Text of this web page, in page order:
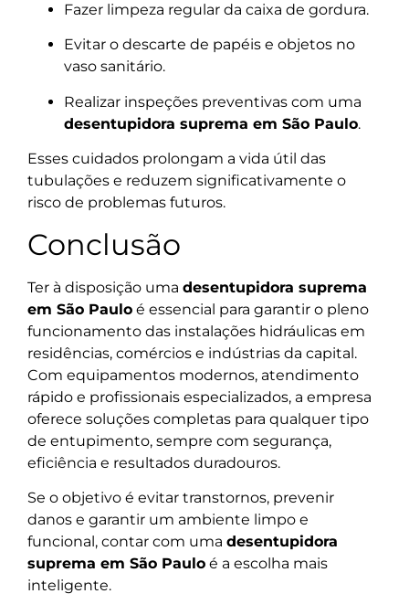
Fazer limpeza regular da caixa de gordura.
Evitar o descarte de papéis e objetos no
vaso sanitário.
Realizar inspeções preventivas com uma
desentupidora suprema em São Paulo.
Esses cuidados prolongam a vida útil das
tubulações e reduzem significativamente o
risco de problemas futuros.
Conclusão
Ter à disposição uma desentupidora suprema
em São Paulo é essencial para garantir o pleno
funcionamento das instalações hidráulicas em
residências, comércios e indústrias da capital.
Com equipamentos modernos, atendimento
rápido e profissionais especializados, a empresa
oferece soluções completas para qualquer tipo
de entupimento, sempre com segurança,
eficiência e resultados duradouros.
Se o objetivo é evitar transtornos, prevenir
danos e garantir um ambiente limpo e
funcional, contar com uma desentupidora
suprema em São Paulo é a escolha mais
inteligente.